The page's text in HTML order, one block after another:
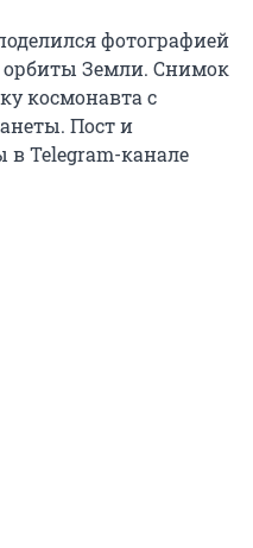
фотографией
орбиты Земли. Снимок
космонавта с
Пост и
Telegram-канале